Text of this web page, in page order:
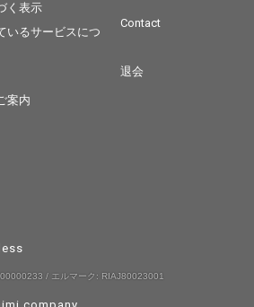
く表示
いるサービスにつ
案内
Contact
退会
/ エルマーク: RIAJ80023001